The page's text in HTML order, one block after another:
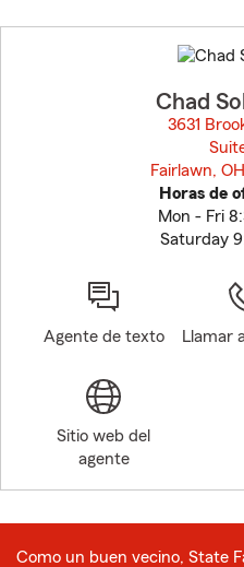
Chad
3631
Fairlawn,
Horas de
Mon - Fri
Saturday
Agente de texto Llamar
Sitio web del
agente
Como un buen vecino, State